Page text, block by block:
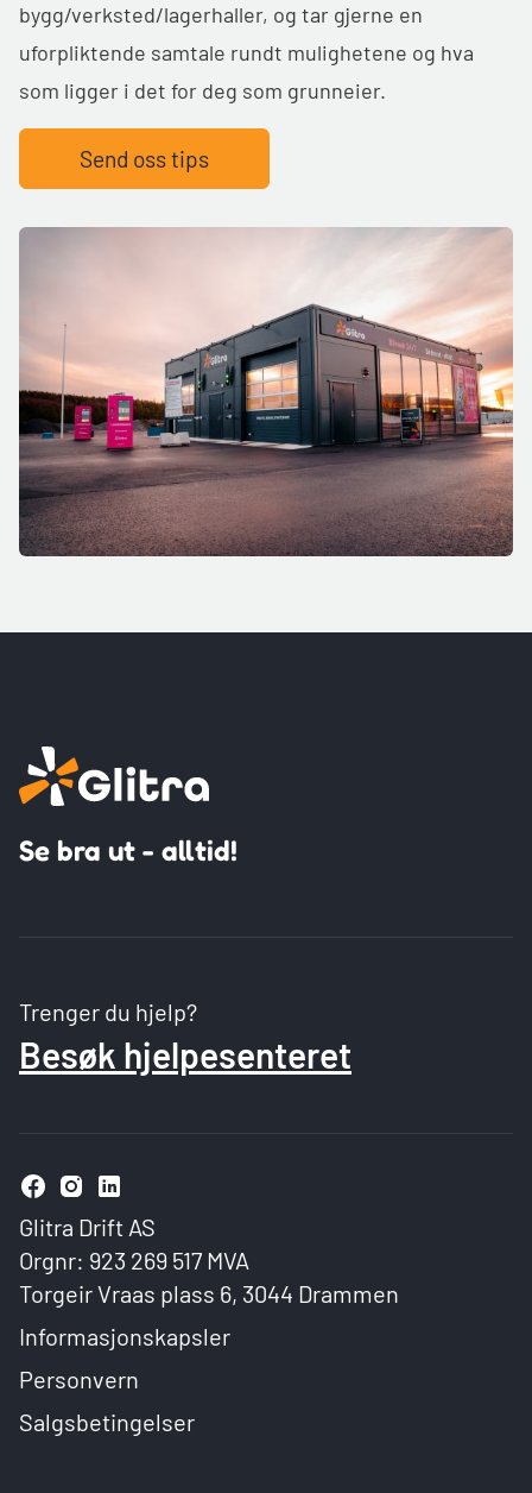
bygg/verksted/lagerhaller, og tar gjerne en
uforpliktende samtale rundt mulighetene og hva
som ligger i det for deg som grunneier.
Send oss tips
Se bra ut - alltid!
Trenger du hjelp?
Besøk hjelpesenteret
Glitra Drift AS
Orgnr: 923 269 517 MVA
Torgeir Vraas plass 6, 3044 Drammen
Informasjonskapsler
Personvern
Salgsbetingelser